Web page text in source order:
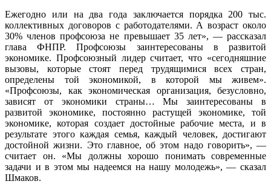
Ежегодно или на два года заключается порядка 200 тыс.
коллективных договоров с работодателями. А возраст около
30% членов профсоюза не превышает 35 лет», — рассказал
глава ФНПР. Профсоюзы заинтересованы в развитой
экономике. Профсоюзный лидер считает, что «сегодняшние
вызовы, которые стоят перед трудящимися всех стран,
определены той экономикой, в которой мы живем».
«Профсоюзы, как экономическая организация, безусловно,
зависят от экономики страны… Мы заинтересованы в
развитой экономике, постоянно растущей экономике, той
экономике, которая создает достойные рабочие места, и в
результате этого каждая семья, каждый человек, достигают
достойной жизни. Это главное, об этом надо говорить», —
считает он. «Мы должны хорошо понимать современные
задачи и в этом мы надеемся на нашу молодежь», — сказал
Шмаков.